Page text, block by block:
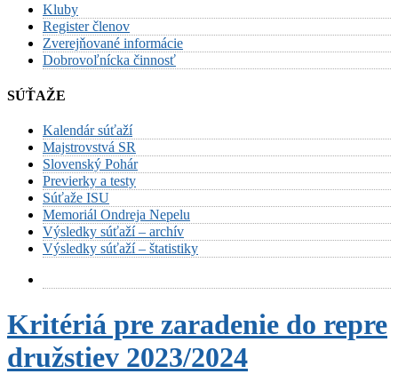
Kluby
Register členov
Zverejňované informácie
Dobrovoľnícka činnosť
SÚŤAŽE
Kalendár súťaží
Majstrovstvá SR
Slovenský Pohár
Previerky a testy
Súťaže ISU
Memoriál Ondreja Nepelu
Výsledky súťaží – archív
Výsledky súťaží – štatistiky
Kritériá pre zaradenie do repre
družstiev 2023/2024